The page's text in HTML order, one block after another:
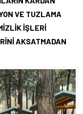
VE TUZLAMA
İŞLERİ
AKSATMADAN